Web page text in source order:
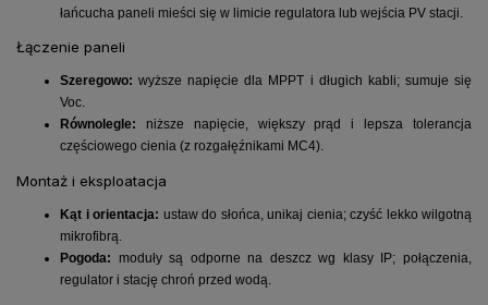
łańcucha paneli mieści się w limicie regulatora lub wejścia PV stacji.
Łączenie paneli
Szeregowo: wyższe napięcie dla MPPT i długich kabli; sumuje się
Voc.
Równolegle: niższe napięcie, większy prąd i lepsza tolerancja
częściowego cienia (z rozgałęźnikami MC4).
Montaż i eksploatacja
Kąt i orientacja: ustaw do słońca, unikaj cienia; czyść lekko wilgotną
mikrofibrą.
Pogoda: moduły są odporne na deszcz wg klasy IP; połączenia,
regulator i stację chroń przed wodą.